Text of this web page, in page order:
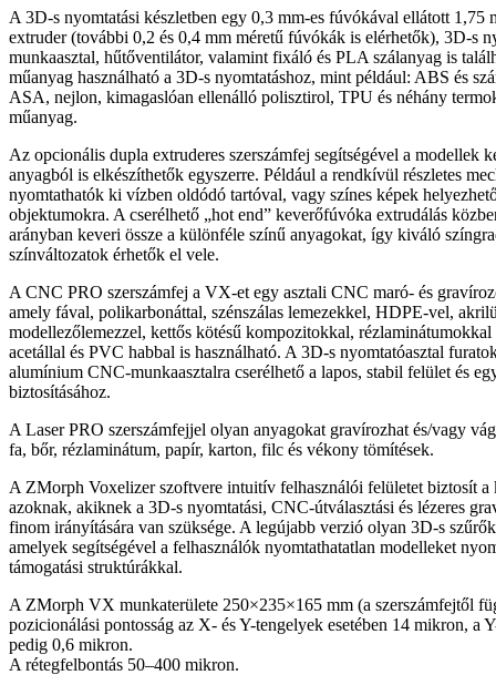
A 3D-s nyomtatási készletben egy 0,3 mm-es fúvókával ellátott 1,75
extruder (további 0,2 és 0,4 mm méretű fúvókák is elérhetők), 3D-s
munkaasztal, hűtőventilátor, valamint fixáló és PLA szálanyag is
műanyag használható a 3D-s nyomtatáshoz, mint például: ABS és
ASA, nejlon, kimagaslóan ellenálló polisztirol, TPU és néhány
műanyag.
Az opcionális dupla extruderes szerszámfej segítségével a modellek
anyagból is elkészíthetők egyszerre. Például a rendkívül részletes
nyomtathatók ki vízben oldódó tartóval, vagy színes képek
objektumokra. A cserélhető „hot end” keverőfúvóka extrudálás
arányban keveri össze a különféle színű anyagokat, így kiváló
színváltozatok érhetők el vele.
A CNC PRO szerszámfej a VX-et egy asztali CNC maró- és
amely fával, polikarbonáttal, szénszálas lemezekkel, HDPE-vel,
modellezőlemezzel, kettős kötésű kompozitokkal,
acetállal és PVC habbal is használható. A 3D-s nyomtatóasztal
alumínium CNC-munkaasztalra cserélhető a lapos, stabil felület és
biztosításához.
A Laser PRO szerszámfejjel olyan anyagokat gravírozhat és/vagy
fa, bőr, rézlaminátum, papír, karton, filc és vékony tömítések.
A ZMorph Voxelizer szoftvere intuitív felhasználói felületet biztosít a
azoknak, akiknek a 3D-s nyomtatási, CNC-útválasztási és lézeres
finom irányítására van szüksége. A legújabb verzió olyan 3D-s
amelyek segítségével a felhasználók nyomtathatatlan modelleket
támogatási struktúrákkal.
A ZMorph VX munkaterülete 250×235×165 mm (a szerszámfejtől
pozicionálási pontosság az X- és Y-tengelyek esetében 14 mikron, a
pedig 0,6 mikron.
A rétegfelbontás 50–400 mikron.